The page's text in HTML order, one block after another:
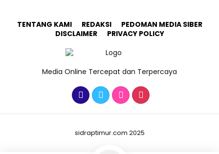
TENTANG KAMI REDAKSI
PEDOMAN MEDIA SIBER
DISCLAIMER
PRIVACY POLICY
Media Online Tercepat dan Terpercaya
sidraptimur.com 2025